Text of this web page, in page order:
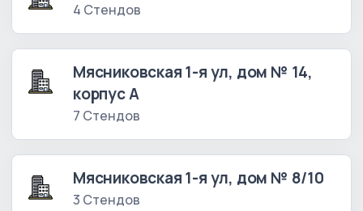
4 Стендов
Мясниковская 1-я ул, дом № 14,
корпус А
7 Стендов
Мясниковская 1-я ул, дом № 8/10
3 Стендов